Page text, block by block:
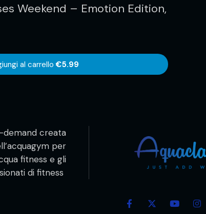
Weekend – Emotion Edition,
al carrello €5.99
demand creata
per
fitness e gli
di fitness